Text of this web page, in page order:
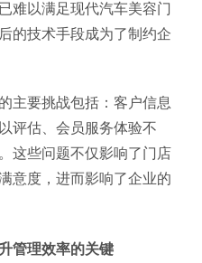
难以满足现代汽车美容门
的技术手段成为了制约企
主要挑战包括：客户信息
评估、会员服务体验不
这些问题不仅影响了门店
意度，进而影响了企业的
管理效率的关键